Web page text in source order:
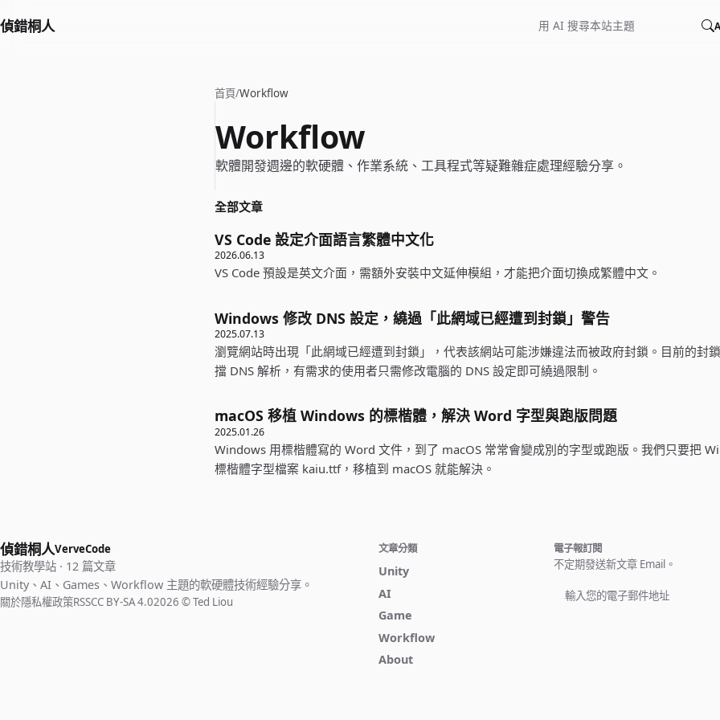
偵錯桐人
首頁/Workflow
Workflow
軟體開發週邊的軟硬體、作業系統、工具程式等疑難雜症處理經驗分享。
全部文章
VS Code 設定介面語言繁體中文化
2026.06.13
VS Code 預設是英文介面，需額外安裝中文延伸模組，才能把介面切換成繁體中文。
Windows 修改 DNS 設定，繞過「此網域已經遭到封鎖」警告
2025.07.13
瀏覽網站時出現「此網域已經遭到封鎖」，代表該網站可能涉嫌違法而被政府封鎖。目前的封
擋 DNS 解析，有需求的使用者只需修改電腦的 DNS 設定即可繞過限制。
macOS 移植 Windows 的標楷體，解決 Word 字型與跑版問題
2025.01.26
Windows 用標楷體寫的 Word 文件，到了 macOS 常常會變成別的字型或跑版。我們只要把
標楷體字型檔案 kaiu.ttf，移植到 macOS 就能解決。
偵錯桐人VerveCode
技術教學站 · 12 篇文章
Unity、AI、Games、Workflow 主題的軟硬體技術經驗分享。
關於隱私權政策RSSCC BY-SA 4.02026 © Ted Liou
文章分類
Unity
AI
Game
Workflow
About
電子報訂閱
不定期發送新文章 Email。